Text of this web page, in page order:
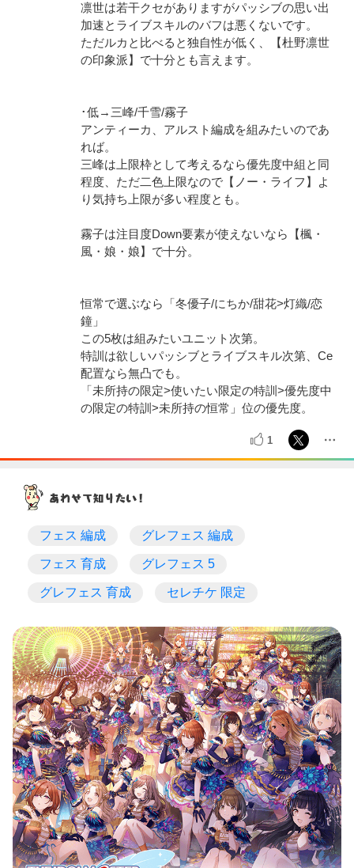
凛世は若干クセがありますがパッシブの思い出
加速とライブスキルのバフは悪くないです。
ただルカと比べると独自性が低く、【杜野凛世
の印象派】で十分とも言えます。
･低→三峰/千雪/霧子
アンティーカ、アルスト編成を組みたいのであ
れば。
三峰は上限枠として考えるなら優先度中組と同
程度、ただ二色上限なので【ノー・ライフ】よ
り気持ち上限が多い程度とも。
霧子は注目度Down要素が使えないなら【楓・
風・娘・娘】で十分。
恒常で選ぶなら「冬優子/にちか/甜花>灯織/恋
鐘」
この5枚は組みたいユニット次第。
特訓は欲しいパッシブとライブスキル次第、Ce
配置なら無凸でも。
「未所持の限定>使いたい限定の特訓>優先度中
の限定の特訓>未所持の恒常」位の優先度。
1
フェス 編成 グレフェス 編成
フェス 育成 グレフェス 5
グレフェス 育成 セレチケ 限定